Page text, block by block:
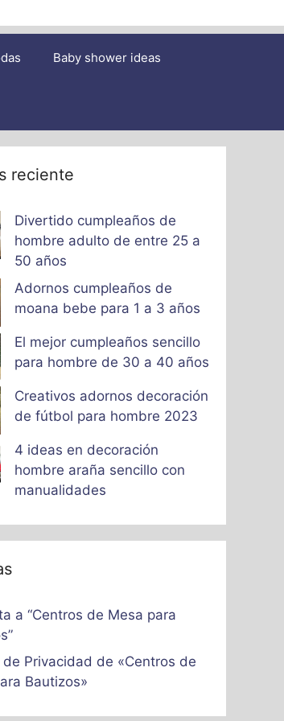
Baby shower ideas
reciente
Divertido cumpleaños de
hombre adulto de entre 25 a
50 años
Adornos cumpleaños de
moana bebe para 1 a 3 años
El mejor cumpleaños sencillo
para hombre de 30 a 40 años
Creativos adornos decoración
de fútbol para hombre 2023
4 ideas en decoración
hombre araña sencillo con
manualidades
a “Centros de Mesa para
de Privacidad de «Centros de
Bautizos»